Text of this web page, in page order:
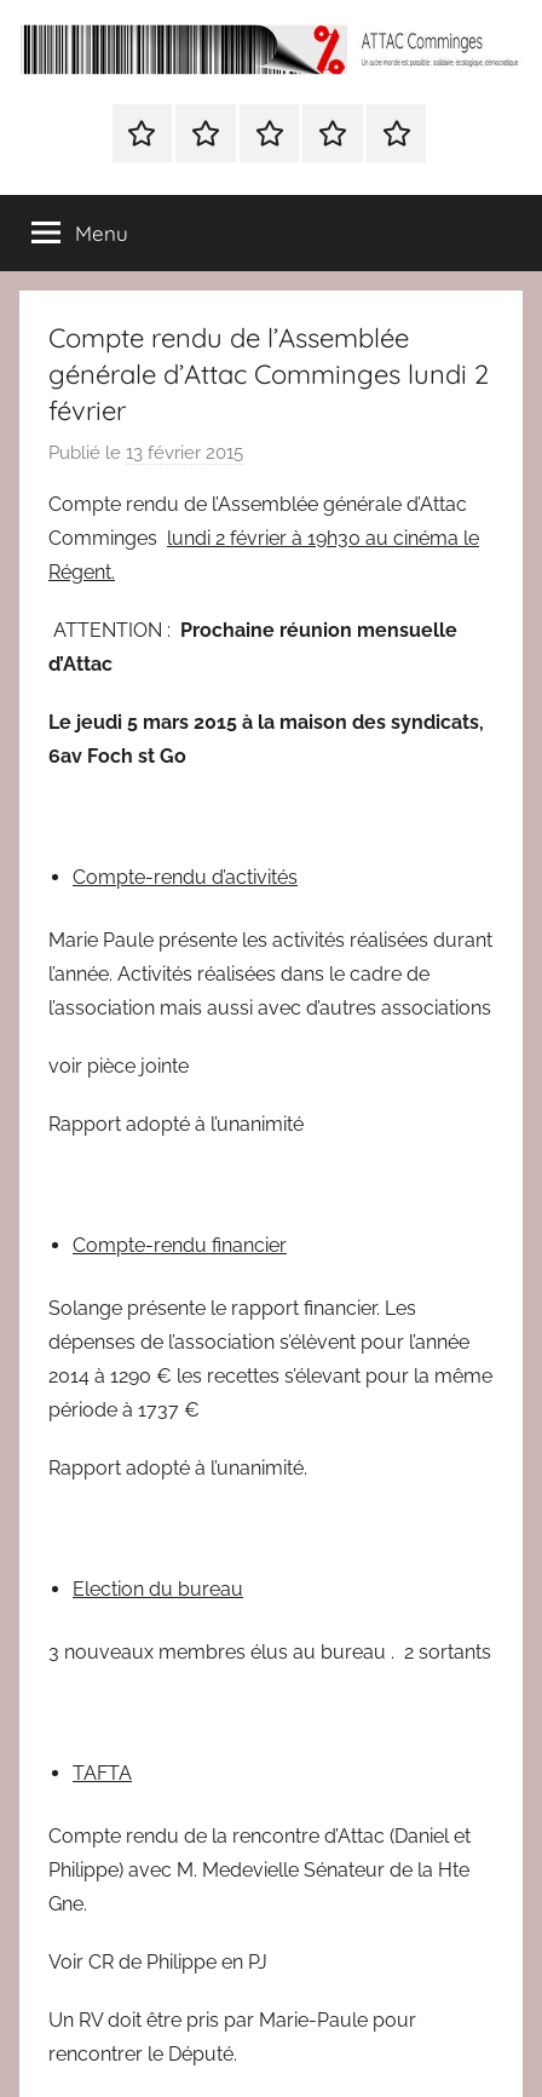
contenu
ATTAC
solidaire,
démocratique
Nous
BULLETIN
à
France
Nous
ATTAC
Signer
pétition
Menu
Compte rendu de l’Assemblée
générale d’Attac Comminges lundi 2
février
Publié le 13 février 2015
r
r
a
Compte rendu de l’Assemblée générale d’Attac
Comminges lundi 2 février à 19h30 au cinéma le
Régent.
ATTENTION :
Prochaine réunion mensuelle
d’Attac
Le jeudi 5 mars 2015 à la maison des syndicats,
6av Foch st Go
Compte-rendu d’activités
Marie Paule présente les activités réalisées durant
l’année. Activités réalisées dans le cadre de
l’association mais aussi avec d’autres associations
voir pièce jointe
Rapport adopté à l’unanimité
Compte-rendu financier
Solange présente le rapport financier. Les
dépenses de l’association s’élèvent pour l’année
2014 à 1290 € les recettes s’élevant pour la même
période à 1737 €
Rapport adopté à l’unanimité.
Election du bureau
3 nouveaux membres élus au bureau . 2 sortants
TAFTA
Compte rendu de la rencontre d’Attac (Daniel et
Philippe) avec M. Medevielle Sénateur de la Hte
Gne.
Voir CR de Philippe en PJ
Un RV doit être pris par Marie-Paule pour
rencontrer le Député.